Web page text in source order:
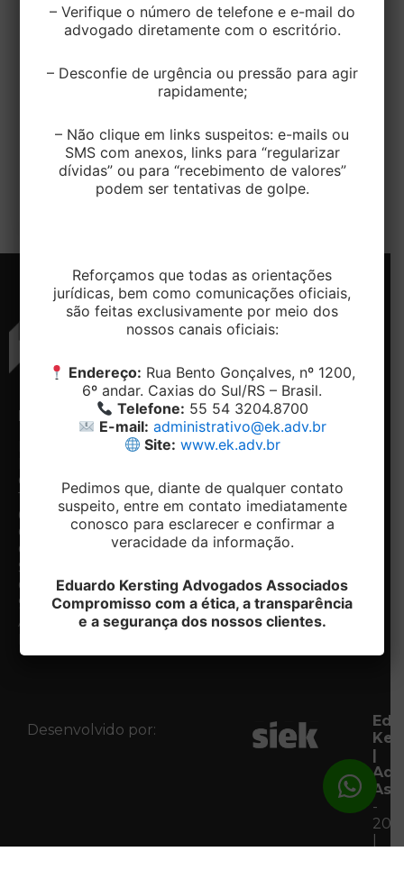
CIVEL,Saúde
Senado aprova obrigatoriedade de
ANS
O Plenário do Senado aprovou nesta segunda-feira
(29) o projeto de lei que derruba o chamado “rol
taxativo” para a […]
ENDEREÇO
Gonçalves,
1200, 5º e
6º andar -
Centro.
Caxias do
Sul/RS
CEP:
95020-412
Acessar
CONTATO
Telefone:
3204.8700
Email:
contato@ek.adv.br
NAVEGAÇÃO
Home
o
Escritório
Nossos
diferenciais
Especialidades
Contato
Fale com
o DPO
REDES
SOCIAIS
Linkedin
|
-
Desenvolvido por:
– Verifique o número de telefone e e-mail do
advogado diretamente com o escritório.
– Desconfie de urgência ou pressão para agir
rapidamente;
– Não clique em links suspeitos: e-mails ou
SMS com anexos, links para “regularizar
dívidas” ou para “recebimento de valores”
podem ser tentativas de golpe.
Reforçamos que todas as orientações
jurídicas, bem como comunicações oficiais,
são feitas exclusivamente por meio dos
nossos canais oficiais:
Endereço: Rua Bento Gonçalves, nº 1200,
6º andar. Caxias do Sul/RS – Brasil.
Telefone: 55 54 3204.8700
E-mail: administrativo@ek.adv.br
Site: www.ek.adv.br
Pedimos que, diante de qualquer contato
suspeito, entre em contato imediatamente
conosco para esclarecer e confirmar a
veracidade da informação.
Eduardo Kersting Advogados Associados
Compromisso com a ética, a transparência
e a segurança dos nossos clientes.